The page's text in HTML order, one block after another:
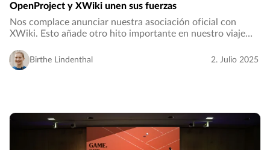
OpenProject y XWiki unen sus fuerzas
Nos complace anunciar nuestra asociación oficial con
XWiki. Esto añade otro hito importante en nuestro viaje
transparente y soberano en materia de datos…
Birthe Lindenthal 2. Julio 2025